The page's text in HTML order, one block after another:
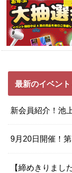
最新のイベン
新会員紹介！池
9月20日開催！
【締めきりま